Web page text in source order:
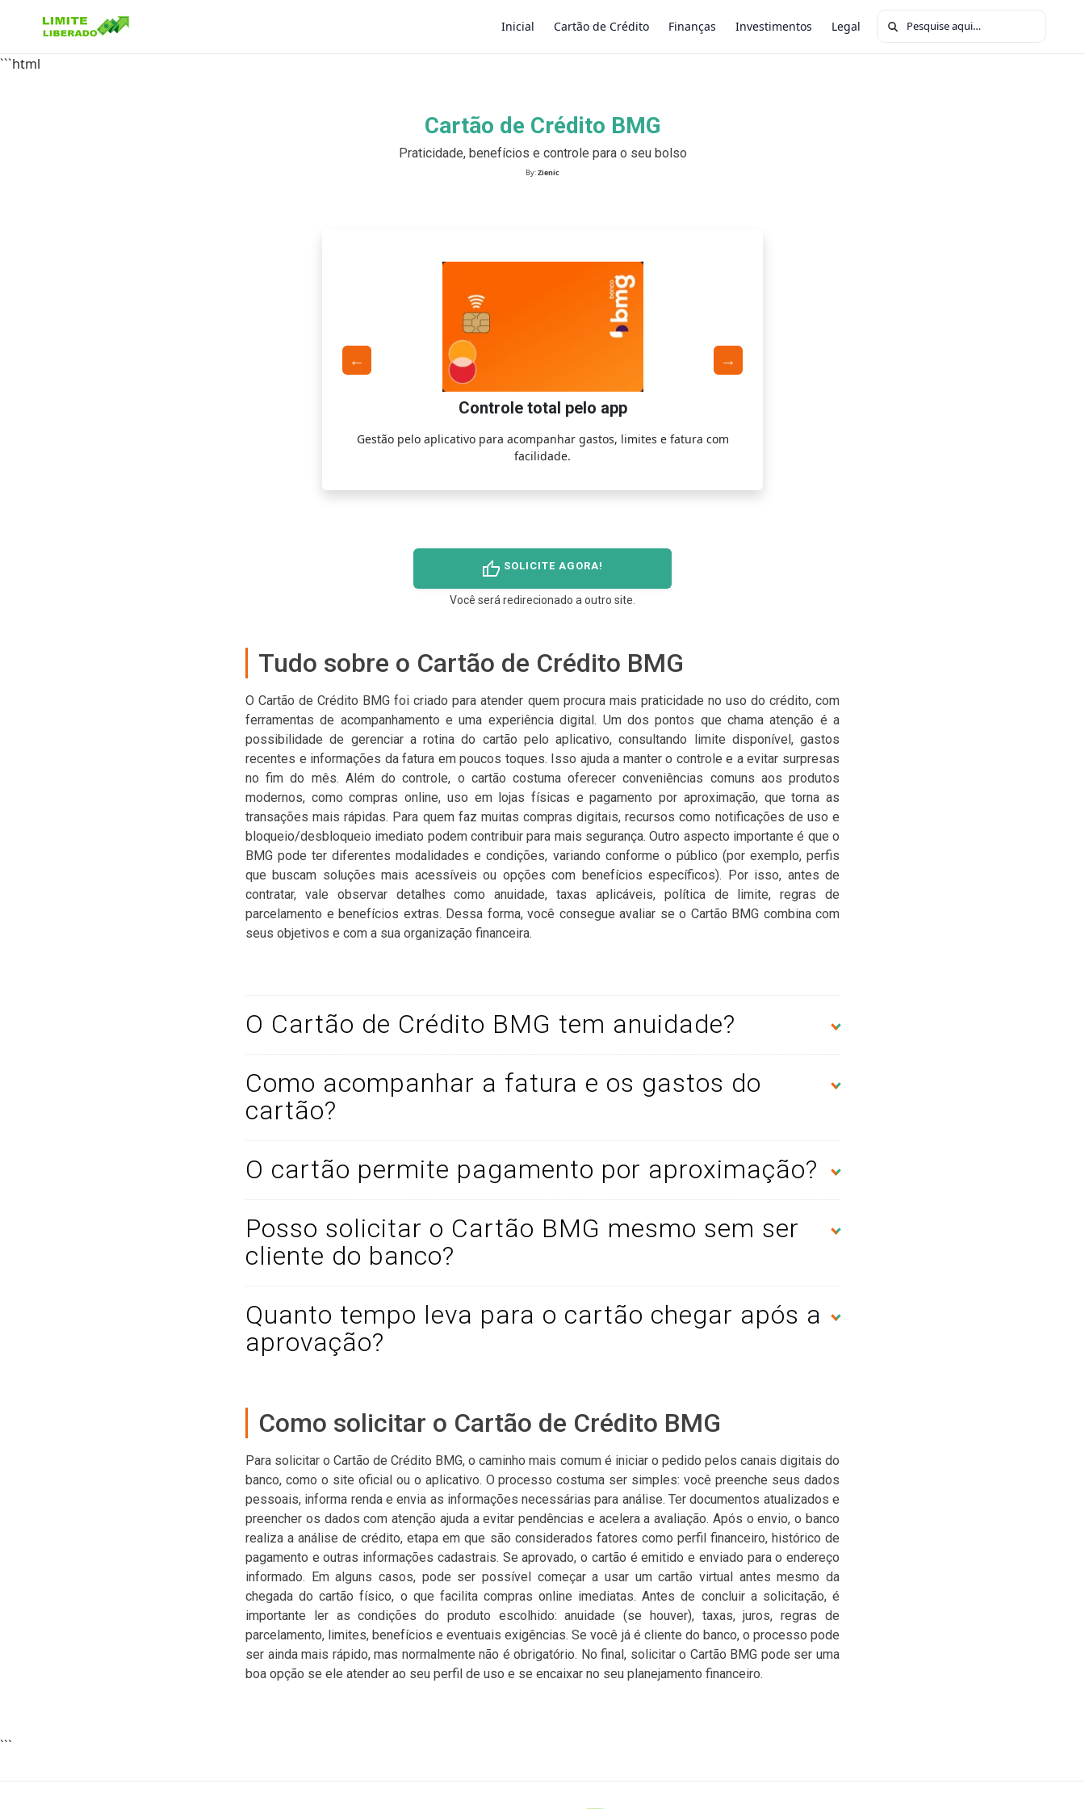
Inicial Cartão de Crédito Finanças Investimentos Legal Buscar por:
×
```html
Cartão de Crédito BMG
Praticidade, benefícios e controle para o seu bolso
By:Zienic
Controle total pelo app
Gestão pelo aplicativo para acompanhar gastos, limites e fatura com
facilidade.
thumb_up SOLICITE AGORA!
Você será redirecionado a outro site.
Tudo sobre o Cartão de Crédito BMG
O Cartão de Crédito BMG foi criado para atender quem procura mais praticidade no uso do crédito, com
ferramentas de acompanhamento e uma experiência digital. Um dos pontos que chama atenção é a
possibilidade de gerenciar a rotina do cartão pelo aplicativo, consultando limite disponível, gastos
recentes e informações da fatura em poucos toques. Isso ajuda a manter o controle e a evitar surpresas
no fim do mês. Além do controle, o cartão costuma oferecer conveniências comuns aos produtos
modernos, como compras online, uso em lojas físicas e pagamento por aproximação, que torna as
transações mais rápidas. Para quem faz muitas compras digitais, recursos como notificações de uso e
bloqueio/desbloqueio imediato podem contribuir para mais segurança. Outro aspecto importante é que o
BMG pode ter diferentes modalidades e condições, variando conforme o público (por exemplo, perfis
que buscam soluções mais acessíveis ou opções com benefícios específicos). Por isso, antes de
contratar, vale observar detalhes como anuidade, taxas aplicáveis, política de limite, regras de
parcelamento e benefícios extras. Dessa forma, você consegue avaliar se o Cartão BMG combina com
seus objetivos e com a sua organização financeira.
O Cartão de Crédito BMG tem anuidade?
Como acompanhar a fatura e os gastos do
cartão?
O cartão permite pagamento por aproximação?
Posso solicitar o Cartão BMG mesmo sem ser
cliente do banco?
Quanto tempo leva para o cartão chegar após a
aprovação?
Como solicitar o Cartão de Crédito BMG
Para solicitar o Cartão de Crédito BMG, o caminho mais comum é iniciar o pedido pelos canais digitais do
banco, como o site oficial ou o aplicativo. O processo costuma ser simples: você preenche seus dados
pessoais, informa renda e envia as informações necessárias para análise. Ter documentos atualizados e
preencher os dados com atenção ajuda a evitar pendências e acelera a avaliação. Após o envio, o banco
realiza a análise de crédito, etapa em que são considerados fatores como perfil financeiro, histórico de
pagamento e outras informações cadastrais. Se aprovado, o cartão é emitido e enviado para o endereço
informado. Em alguns casos, pode ser possível começar a usar um cartão virtual antes mesmo da
chegada do cartão físico, o que facilita compras online imediatas. Antes de concluir a solicitação, é
importante ler as condições do produto escolhido: anuidade (se houver), taxas, juros, regras de
parcelamento, limites, benefícios e eventuais exigências. Se você já é cliente do banco, o processo pode
ser ainda mais rápido, mas normalmente não é obrigatório. No final, solicitar o Cartão BMG pode ser uma
boa opção se ele atender ao seu perfil de uso e se encaixar no seu planejamento financeiro.
```